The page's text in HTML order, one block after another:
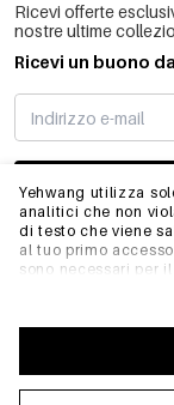
Yehwang utilizza
analitici che non
di testo che viene
al tuo primo
sono necessari per
permettono anche
una buona
Puoi disiscriverti
Ricevi offerte
nostre ultime
Ricevi un buono
INFO